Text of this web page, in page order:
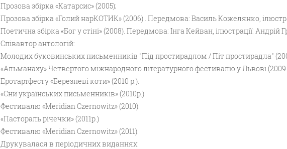
Прозова збірка «Катарсис» (2005);
Прозова збірка «Голий нарКОТИК» (2006) . Передмова: Василь Кожелянко,
Поетична збірка «Бог у стіні» (2008). Передмова: Інга Кейван, ілюстрації: Андрій
Співавтор антологій:
Молодих буковинських письменників "Під простирадлом / Піт простирадла"
«Альманаху» Четвертого міжнародного літературного фестивалю у Львові (2009
Еротартфесту «Березневі коти» (2010 р.).
«Сни українських письменників» (2010р.).
Фестивалю «Meridian Czernowitz» (2010).
«Пастораль річечки» (2011р.)
Фестивалю «Meridian Czernowitz» (2011).
Друкувалася в періодичних виданнях: